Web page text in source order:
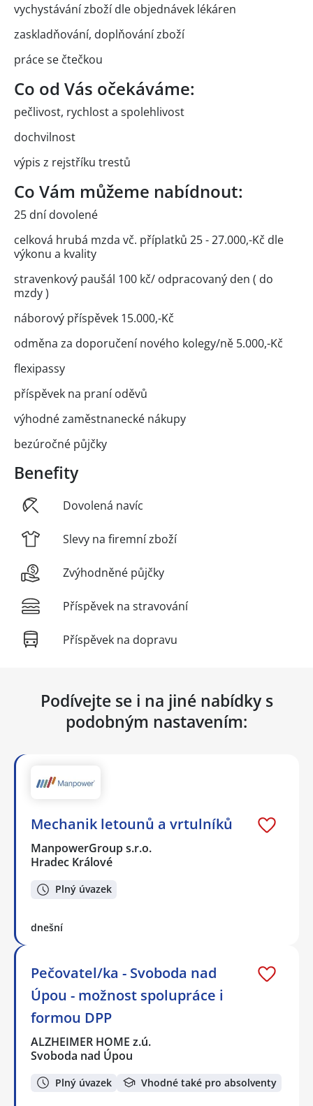
vychystávání zboží dle objednávek lékáren
zaskladňování, doplňování zboží
práce se čtečkou
Co od Vás očekáváme:
pečlivost, rychlost a spolehlivost
dochvilnost
výpis z rejstříku trestů
Co Vám můžeme nabídnout:
25 dní dovolené
celková hrubá mzda vč. příplatků 25 - 27.000,-Kč dle
výkonu a kvality
stravenkový paušál 100 kč/ odpracovaný den ( do
mzdy )
náborový příspěvek 15.000,-Kč
odměna za doporučení nového kolegy/ně 5.000,-Kč
flexipassy
příspěvek na praní oděvů
výhodné zaměstnanecké nákupy
bezúročné půjčky
Benefity
Dovolená navíc
Slevy na firemní zboží
Zvýhodněné půjčky
Příspěvek na stravování
Příspěvek na dopravu
Podívejte se i na jiné nabídky s
podobným nastavením:
Mechanik letounů a vrtulníků
ManpowerGroup s.r.o.
Hradec Králové
Plný úvazek
dnešní
Pečovatel/ka - Svoboda nad
Úpou - možnost spolupráce i
formou DPP
ALZHEIMER HOME z.ú.
Svoboda nad Úpou
Plný úvazek Vhodné také pro absolventy